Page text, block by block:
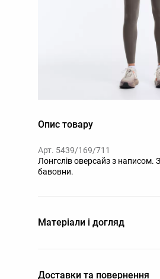
Опис товару
Арт. 5439/169/711
Лонгслів оверсайз з написом.
бавовни.
Матеріали і догляд
Доставки та повернення